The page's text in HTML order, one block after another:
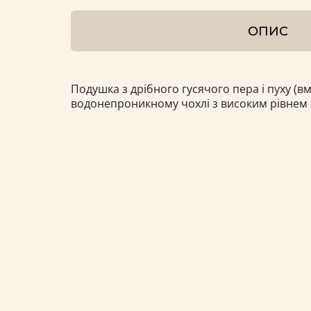
ОПИС
Подушка з дрібного гусячого пера і пуху
водонепроникному чохлі з високим рівнем